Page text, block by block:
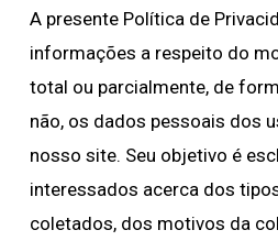
A presente Política de
informações a respeito do
total ou parcialmente, de
não, os dados pessoais dos
nosso site. Seu objetivo é
interessados acerca dos
coletados, dos motivos da